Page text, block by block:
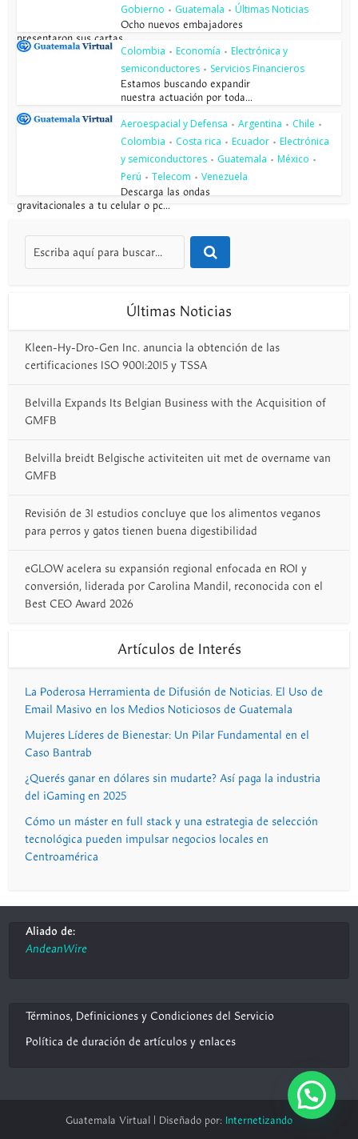
Gobierno • Guatemala • Últimas Noticias
Ocho nuevos embajadores
presentaron sus cartas...
Colombia • Economía • Electrónica y
semiconductores • Servicios Financieros
Estamos buscando expandir
nuestra actuación por toda...
Aeroespacial y Defensa • Argentina • Chile •
Colombia • Costa rica • Ecuador • Electrónica
y semiconductores • Guatemala • México •
Perú • Telecom • Venezuela
Descarga las ondas
gravitacionales a tu celular o pc...
Últimas Noticias
Kleen-Hy-Dro-Gen Inc. anuncia la obtención de las
certificaciones ISO 9001:2015 y TSSA
Belvilla Expands Its Belgian Business with the Acquisition of
GMFB
Belvilla breidt Belgische activiteiten uit met de overname van
GMFB
Revisión de 31 estudios concluye que los alimentos veganos
para perros y gatos tienen buena digestibilidad
eGLOW acelera su expansión regional enfocada en ROI y
conversión, liderada por Carolina Mandil, reconocida con el
Best CEO Award 2026
Artículos de Interés
La Poderosa Herramienta de Difusión de Noticias. El Uso de
Email Masivo en los Medios Noticiosos de Guatemala
Mujeres Líderes de Bienestar: Un Pilar Fundamental en el
Caso Bantrab
¿Querés ganar en dólares sin mudarte? Así paga la industria
del iGaming en 2025
Cómo un máster en full stack y una estrategia de selección
tecnológica pueden impulsar negocios locales en
Centroamérica
Aliado de:
AndeanWire
Términos, Definiciones y Condiciones del Servicio
Política de duración de artículos y enlaces
Guatemala Virtual | Diseñado por: Internetizando